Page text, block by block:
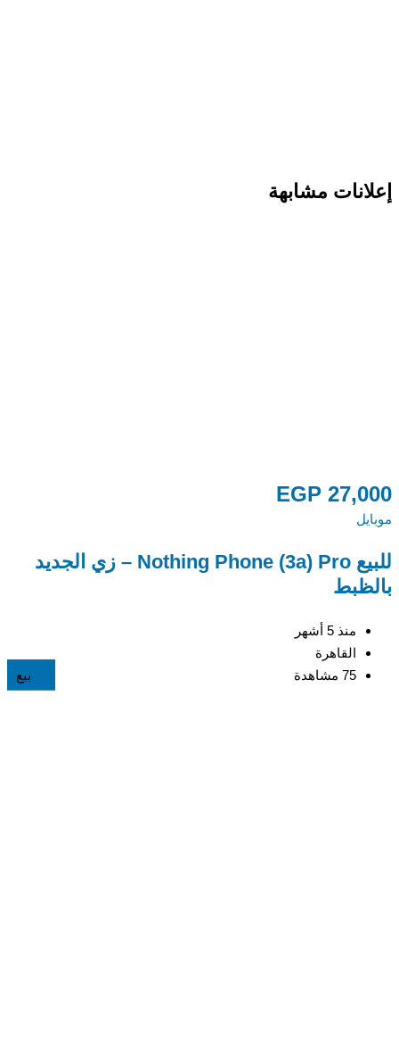
إعلانات مشابهة
بيع
EGP 27,000
موبايل
للبيع Nothing Phone (3a) Pro – زي الجديد
بالظبط
منذ 5 أشهر
القاهرة
75 مشاهدة